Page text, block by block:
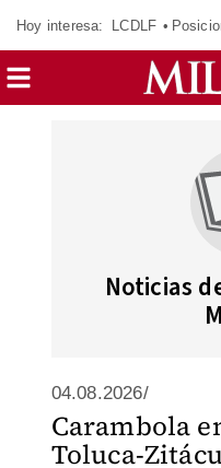
Hoy interesa: LCDLF
Noticias
04.08.2026/
Carambola
Toluca-